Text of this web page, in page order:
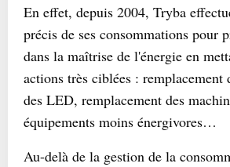
En effet, depuis 2004, Tryba
précis de ses consommations pour
dans la maîtrise de l'énergie en
actions très ciblées : remplacement
des LED, remplacement des
équipements moins énergivores…
Au-delà de la gestion de la